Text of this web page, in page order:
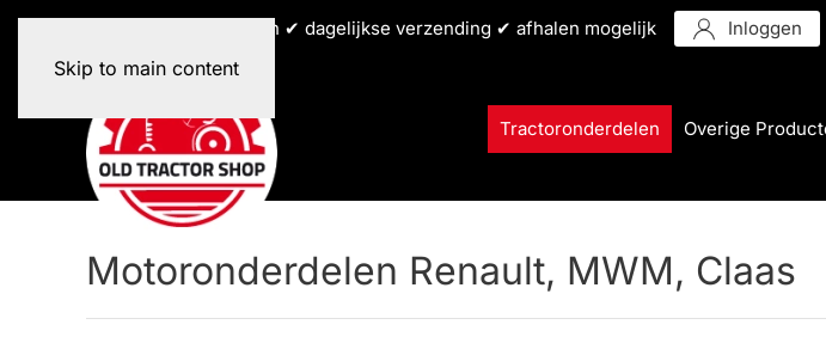
Skip to main content
✔ alle tractormerken ✔ dagelijkse verzending ✔ afhalen mogelijk Inloggen
Tractoronderdelen Overige
Motoronderdelen Renault, MWM, Claas